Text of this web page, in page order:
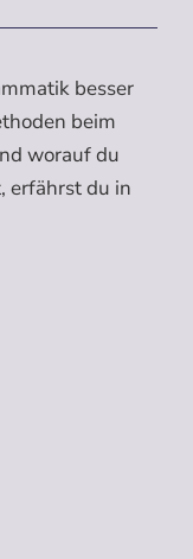
besser
beim
worauf du
erfährst du in